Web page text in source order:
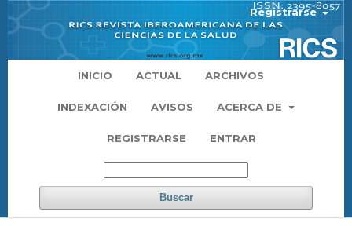
INICIO ACTUAL ARCHIVOS
INDEXACIÓN AVISOS ACERCA DE
REGISTRARSE ENTRAR
Buscar
Registrarse